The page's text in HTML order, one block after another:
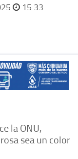
15 33
la ONU,
sea un color